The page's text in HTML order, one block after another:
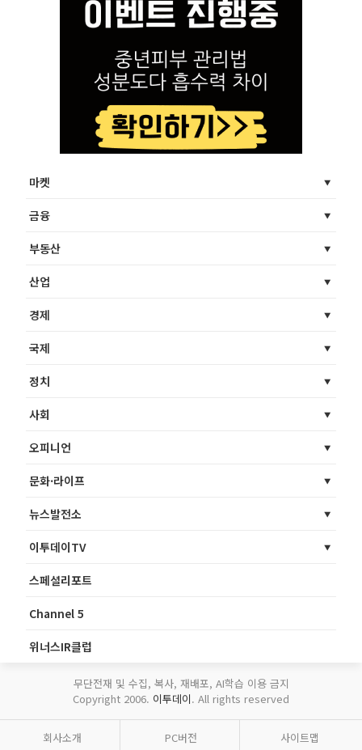
마켓
금융
부동산
산업
경제
국제
정치
사회
오피니언
문화·라이프
뉴스발전소
이투데이TV
스페셜리포트
Channel 5
위너스IR클럽
무단전재 및 수집, 복사, 재배포, AI학습 이용 금지
Copyright 2006. 이투데이. All rights reserved
회사소개 PC버전 사이트맵